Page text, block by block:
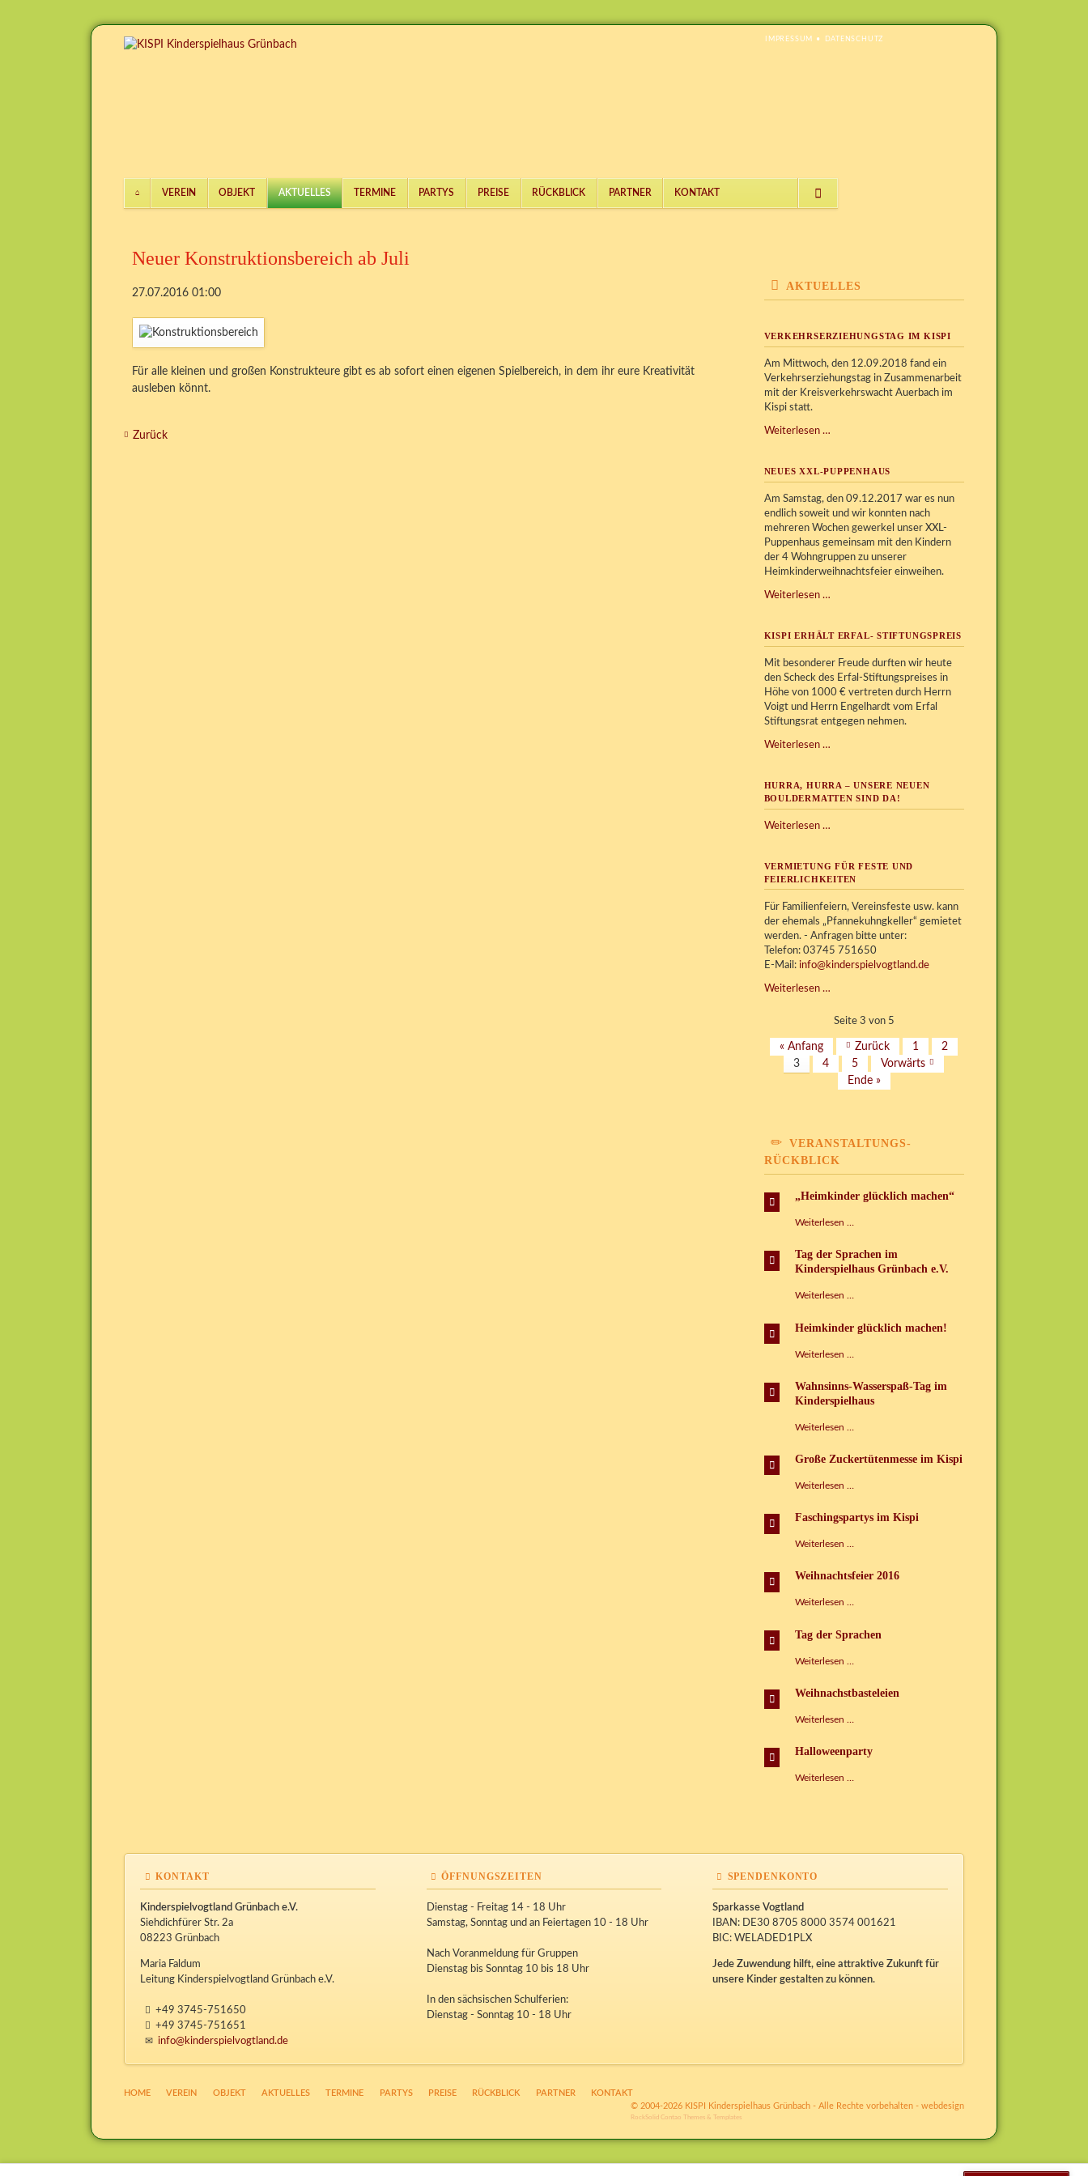
NAVIGATION
IMPRESSUM DATENSCHUTZ
ÜBERSPRINGEN
VEREIN OBJEKT AKTUELLES TERMINE PARTYS PREISE RÜCKBLICK PARTNER KONTAKT
Neuer Konstruktionsbereich ab Juli
27.07.2016 01:00
Für alle kleinen und großen Konstrukteure gibt es ab sofort einen eigenen Spielbereich, in dem ihr eure Kreativität
ausleben könnt.
Zurück
AKTUELLES
VERKEHRSERZIEHUNGSTAG IM KISPI
Am Mittwoch, den 12.09.2018 fand ein
Verkehrserziehungstag in Zusammenarbeit
mit der Kreisverkehrswacht Auerbach im
Kispi statt.
Weiterlesen …
NEUES XXL-PUPPENHAUS
Am Samstag, den 09.12.2017 war es nun
endlich soweit und wir konnten nach
mehreren Wochen gewerkel unser XXL-
Puppenhaus gemeinsam mit den Kindern
der 4 Wohngruppen zu unserer
Heimkinderweihnachtsfeier einweihen.
Weiterlesen …
KISPI ERHÄLT ERFAL- STIFTUNGSPREIS
Mit besonderer Freude durften wir heute
den Scheck des Erfal-Stiftungspreises in
Höhe von 1000 € vertreten durch Herrn
Voigt und Herrn Engelhardt vom Erfal
Stiftungsrat entgegen nehmen.
Weiterlesen …
Stiftungspreis
HURRA, HURRA – UNSERE NEUEN
BOULDERMATTEN SIND DA!
Weiterlesen …
unsere
neuen
sind
da!
VERMIETUNG FÜR FESTE UND
FEIERLICHKEITEN
Für Familienfeiern, Vereinsfeste usw. kann
der ehemals „Pfannekuhngkeller“ gemietet
werden. - Anfragen bitte unter:
Telefon: 03745 751650
E-Mail: info@kinderspielvogtland.de
Weiterlesen …
Feste
Feierlichkeiten
Seite 3 von 5
« Anfang Zurück 1
2
3
4 5
Vorwärts
Ende »
VERANSTALTUNGS-
RÜCKBLICK
„Heimkinder glücklich machen“
Weiterlesen …
machen“
Tag der Sprachen im
Kinderspielhaus Grünbach e.V.
Weiterlesen …
Sprachen
e.V.
Heimkinder glücklich machen!
Weiterlesen …
machen!
Wahnsinns-Wasserspaß-Tag im
Kinderspielhaus
Weiterlesen …
Tag
Große Zuckertütenmesse im Kispi
Weiterlesen …
im
Faschingspartys im Kispi
Weiterlesen …
Kispi
Weihnachtsfeier 2016
Weiterlesen …
Tag der Sprachen
Weiterlesen …
Sprachen
Weihnachstbasteleien
Weiterlesen …
Halloweenparty
Weiterlesen …
KONTAKT
Kinderspielvogtland Grünbach e.V.
Siehdichfürer Str. 2a
08223 Grünbach
Maria Faldum
Leitung Kinderspielvogtland Grünbach e.V.
+49 3745-751650
+49 3745-751651
info@kinderspielvogtland.de
ÖFFNUNGSZEITEN
Dienstag - Freitag 14 - 18 Uhr
Samstag, Sonntag und an Feiertagen 10 - 18 Uhr
Nach Voranmeldung für Gruppen
Dienstag bis Sonntag 10 bis 18 Uhr
In den sächsischen Schulferien:
Dienstag - Sonntag 10 - 18 Uhr
SPENDENKONTO
Sparkasse Vogtland
IBAN: DE30 8705 8000 3574 001621
BIC: WELADED1PLX
Jede Zuwendung hilft, eine attraktive Zukunft für
unsere Kinder gestalten zu können.
NAVIGATION
HOME VEREIN OBJEKT AKTUELLES TERMINE PARTYS PREISE RÜCKBLICK PARTNER
KONTAKT
© 2004-2026 KISPI Kinderspielhaus Grünbach - Alle Rechte vorbehalten -webdesign
RockSolid Contao Themes & Templates